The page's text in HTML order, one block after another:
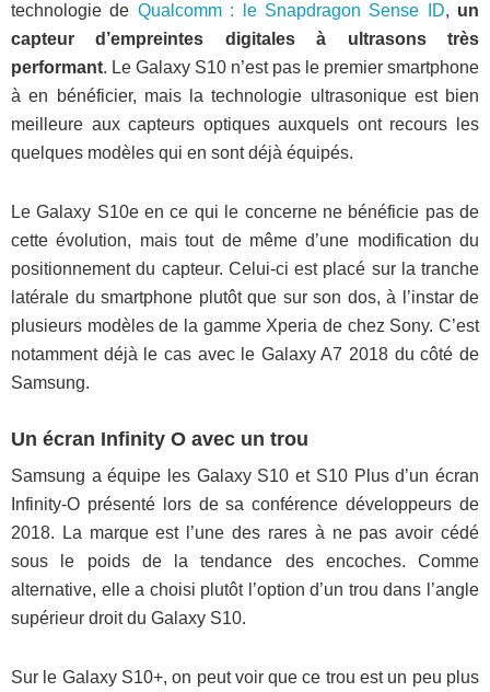
technologie de Qualcomm : le Snapdragon Sense ID, un
capteur d’empreintes digitales à ultrasons très
performant. Le Galaxy S10 n’est pas le premier smartphone
à en bénéficier, mais la technologie ultrasonique est bien
meilleure aux capteurs optiques auxquels ont recours les
quelques modèles qui en sont déjà équipés.
Le Galaxy S10e en ce qui le concerne ne bénéficie pas de
cette évolution, mais tout de même d’une modification du
positionnement du capteur. Celui-ci est placé sur la tranche
latérale du smartphone plutôt que sur son dos, à l’instar de
plusieurs modèles de la gamme Xperia de chez Sony. C’est
notamment déjà le cas avec le Galaxy A7 2018 du côté de
Samsung.
Un écran Infinity O avec un trou
Samsung a équipe les Galaxy S10 et S10 Plus d’un écran
Infinity-O présenté lors de sa conférence développeurs de
2018. La marque est l’une des rares à ne pas avoir cédé
sous le poids de la tendance des encoches. Comme
alternative, elle a choisi plutôt l’option d’un trou dans l’angle
supérieur droit du Galaxy S10.
Sur le Galaxy S10+, on peut voir que ce trou est un peu plus